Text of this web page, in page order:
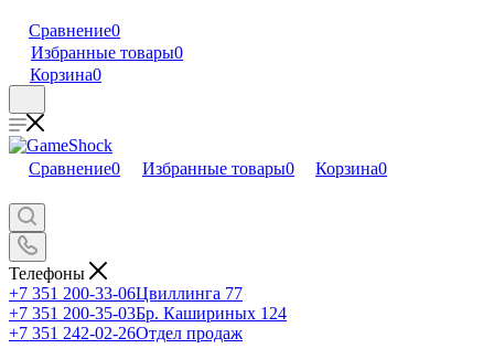
Сравнение0
Избранные товары0
Корзина0
Сравнение0 Избранные товары0 Корзина0
Телефоны
+7 351 200-33-06Цвиллинга 77
+7 351 200-35-03Бр. Кашириных 124
+7 351 242-02-26Отдел продаж